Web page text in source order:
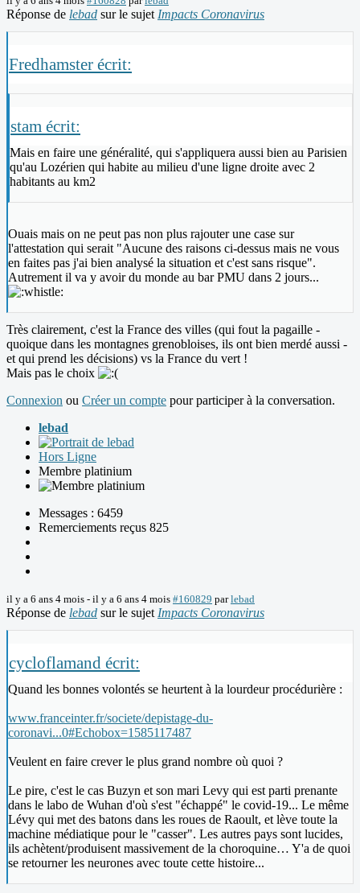
Réponse de lebad sur le sujet Impacts Coronavirus
Fredhamster écrit:
stam écrit:
Mais en faire une généralité, qui s'appliquera aussi bien au Parisien
qu'au Lozérien qui habite au milieu d'une ligne droite avec 2
habitants au km2
Ouais mais on ne peut pas non plus rajouter une case sur
l'attestation qui serait "Aucune des raisons ci-dessus mais ne vous
en faites pas j'ai bien analysé la situation et c'est sans risque".
Autrement il va y avoir du monde au bar PMU dans 2 jours...
Très clairement, c'est la France des villes (qui fout la pagaille -
quoique dans les montagnes grenobloises, ils ont bien merdé aussi -
et qui prend les décisions) vs la France du vert !
Mais pas le choix
Connexion ou Créer un compte pour participer à la conversation.
lebad
Hors Ligne
Membre platinium
Messages : 6459
Remerciements reçus 825
il y a 6 ans 4 mois - il y a 6 ans 4 mois #160829 parlebad
Réponse de lebad sur le sujet Impacts Coronavirus
cycloflamand écrit:
Quand les bonnes volontés se heurtent à la lourdeur procédurière :
www.franceinter.fr/societe/depistage-du-
coronavi...0#Echobox=1585117487
Veulent en faire crever le plus grand nombre où quoi ?
Le pire, c'est le cas Buzyn et son mari Levy qui est parti prenante
dans le labo de Wuhan d'où s'est "échappé" le covid-19... Le même
Lévy qui met des batons dans les roues de Raoult, et lève toute la
machine médiatique pour le "casser". Les autres pays sont lucides,
ils achètent/produisent massivement de la choroquine… Y'a de quoi
se retourner les neurones avec toute cette histoire...